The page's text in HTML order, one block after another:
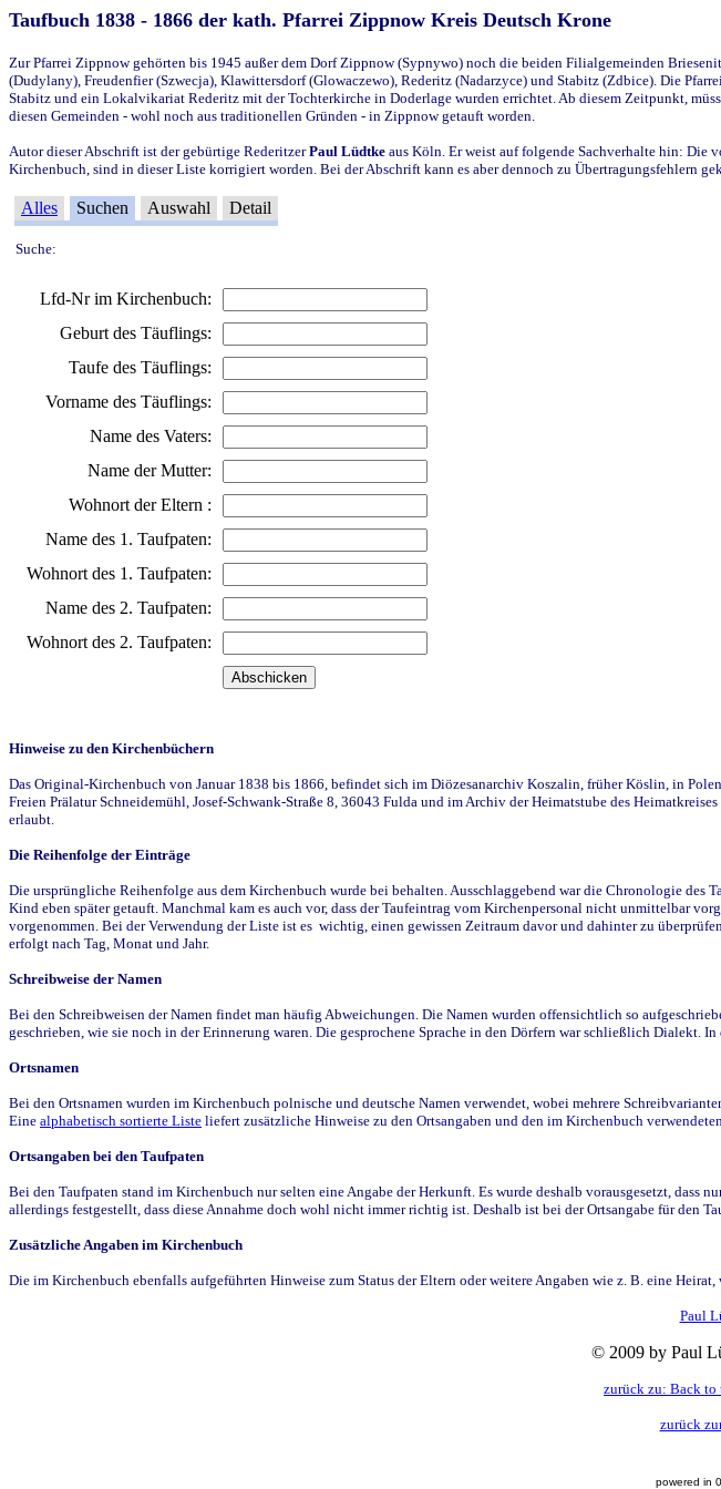
Taufbuch 1838 - 1866 der kath. Pfarrei Zippnow Kreis Deutsch Krone
Zur Pfarrei Zippnow gehörten bis 1945 außer dem Dorf Zippnow (Sypnywo) noch die beiden Filialgemeinden
(Dudylany), Freudenfier (Szwecja), Klawittersdorf (Glowaczewo), Rederitz (Nadarzyce) und Stabitz (Zdbice). Die
Stabitz und ein Lokalvikariat Rederitz mit der Tochterkirche in Doderlage wurden errichtet. Ab diesem Zeitpunkt,
diesen Gemeinden - wohl noch aus traditionellen Gründen - in Zippnow getauft worden.
Autor dieser Abschrift ist der gebürtige RederitzerPaul Lüdtke aus Köln. Er weist auf folgende Sachverhalte hin: Die
Kirchenbuch, sind in dieser Liste korrigiert worden. Bei der Abschrift kann es aber dennoch zu Übertragungsfehlern
Alles Suchen Auswahl Detail
Suche:
Lfd-Nr im Kirchenbuch:
Geburt des Täuflings:
Taufe des Täuflings:
Vorname des Täuflings:
Name des Vaters:
Name der Mutter:
Wohnort der Eltern :
Name des 1. Taufpaten:
Wohnort des 1. Taufpaten:
Name des 2. Taufpaten:
Wohnort des 2. Taufpaten:
Hinweise zu den Kirchenbüchern
Das Original-Kirchenbuch von Januar 1838 bis 1866, befindet sich im Diözesanarchiv Koszalin, früher Köslin, in
Freien Prälatur Schneidemühl, Josef-Schwank-Straße 8, 36043 Fulda und im Archiv der Heimatstube des
erlaubt.
Die Reihenfolge der Einträge
Die ursprüngliche Reihenfolge aus dem Kirchenbuch wurde bei behalten. Ausschlaggebend war die Chronologie
Kind eben später getauft. Manchmal kam es auch vor, dass der Taufeintrag vom Kirchenpersonal nicht unmittelbar
vorgenommen. Bei der Verwendung der Liste ist es wichtig, einen gewissen Zeitraum davor und dahinter zu
erfolgt nach Tag, Monat und Jahr.
Schreibweise der Namen
Bei den Schreibweisen der Namen findet man häufig Abweichungen. Die Namen wurden offensichtlich so
geschrieben, wie sie noch in der Erinnerung waren. Die gesprochene Sprache in den Dörfern war schließlich Dialekt.
Ortsnamen
Bei den Ortsnamen wurden im Kirchenbuch polnische und deutsche Namen verwendet, wobei mehrere
Eine alphabetisch sortierte Liste liefert zusätzliche Hinweise zu den Ortsangaben und den im Kirchenbuch
Ortsangaben bei den Taufpaten
Bei den Taufpaten stand im Kirchenbuch nur selten eine Angabe der Herkunft. Es wurde deshalb vorausgesetzt,
allerdings festgestellt, dass diese Annahme doch wohl nicht immer richtig ist. Deshalb ist bei der Ortsangabe für den
Zusätzliche Angaben im Kirchenbuch
Die im Kirchenbuch ebenfalls aufgeführten Hinweise zum Status der Eltern oder weitere Angaben wie z. B. eine Heirat,
Paul
© 2009 by Paul
zurück zu: Back to
zurück
powered in